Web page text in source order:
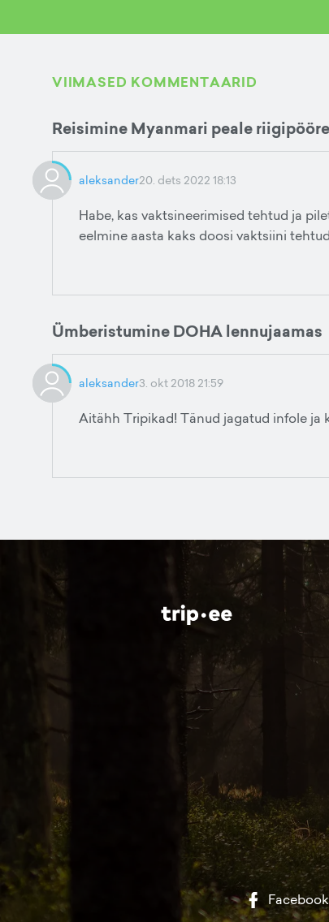
VIIMASED KOMMENTAARID
Reisimine Myanmari peale
aleksander20. dets 2022 18:13
Habe, kas vaktsineerimised tehtud ja
eelmine aasta kaks doosi vaktsiini
Ümberistumine DOHA lennujaamas
aleksander3. okt 2018 21:59
Aitähh Tripikad! Tänud jagatud infole ja
Facebook